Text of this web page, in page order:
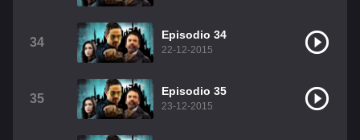
34
Episodio 34
22-12-2015
35
Episodio 35
23-12-2015